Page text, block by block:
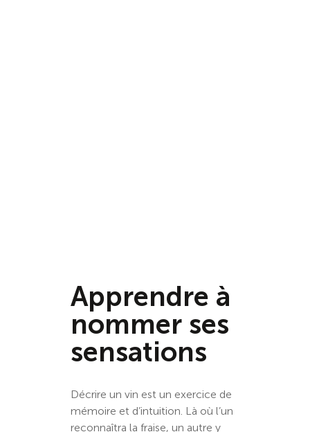
Apprendre à
nommer ses
sensations
Décrire un vin est un exercice de
mémoire et d’intuition. Là où l’un
reconnaîtra la fraise, un autre y